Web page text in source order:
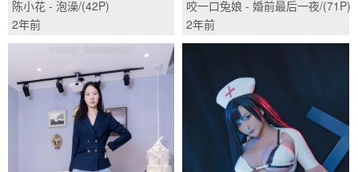
陈小花 - 泡澡/(42P)
2年前
咬一口兔娘 - 婚前最后一夜/(71P)
2年前